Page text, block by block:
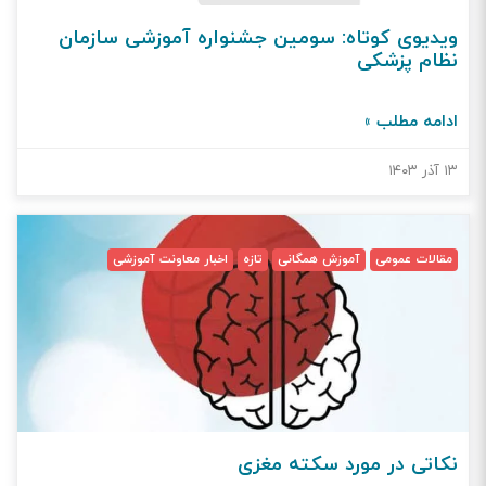
ویدیوی کوتاه: سومین جشنواره آموزشی سازمان
نظام پزشکی
ادامه مطلب »
۱۳ آذر ۱۴۰۳
مقالات عمومی آموزش همگانی تازه اخبار معاونت آموزشی
نکاتی در مورد سکته مغزی